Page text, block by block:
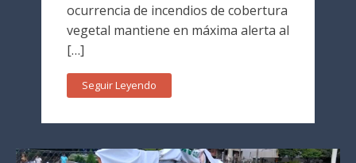
ocurrencia de incendios de cobertura
vegetal mantiene en máxima alerta al
[…]
Seguir Leyendo